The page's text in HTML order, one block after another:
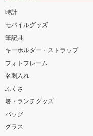
時計
モバイルグッズ
筆記具
キーホルダー・ストラップ
フォトフレーム
名刺入れ
ふくさ
箸・ランチグッズ
バッグ
グラス